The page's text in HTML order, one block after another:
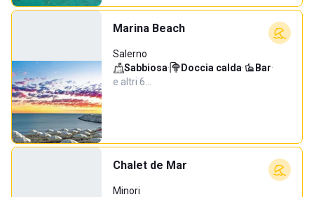
Marina Beach
Salerno
Sabbiosa· Doccia calda· Bar·
e altri 6…
Chalet de Mar
Minori